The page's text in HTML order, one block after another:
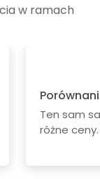
w ramach
Ten sam
różne ceny.